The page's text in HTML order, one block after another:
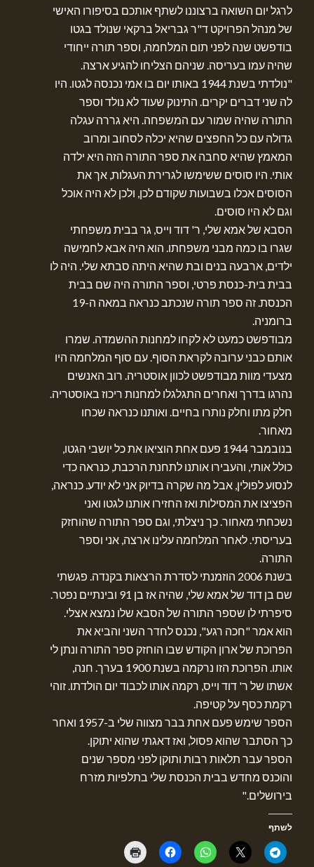
לרגל יום השואה ברצוננו לשתף אותכם בסיפורו האישי
של מנהל הפרויקט ד"ר גבריאל ברקאי שנולד בגטו
בודפשט שנה לפני תום המלחמה, וספר תורה ייחודי
שהיה עמו בעריסה. שניהם הצליחו להגיע ארצה.
"נולדתי בשנת 1944 באותו יום בו אמי נכנסה לגטו. היו
לה שני דברים יקרים. התינוק שעוד לא נולד וספר
התורה שהיה שמור עם המשפחה. היא גררה עגלה
גדולה עם כל החפצים שהיא יכלה לסחוב ומרוב
המאמץ שהיא סחבה את ספר התורה הזה היא ילדה
אותי. היו סוסים ששימשו לגרירת העגלות, אך את
הסוסים אכלו בשבועות שקודם לכן, ולכן לא היה אוכל
וגם לא היו סוסים.
הסבא של אמא שלי, ר' דוד וייס, גר בבית משפחתי
שגרו בו כמה מבני משפחתו. הוא היה אבא לחמישה
ילדים, ארבעה בנים ובת שהיא היתה סבתא שלי. היה לו
בבית בית-כנסת פרטי, וספר התורה היה שם בבית
הכנסת. זה ספר תורה שנכתב כנראה במאה ה-19
ברומניה.
מבודפשט כמעט לא לקחו למחנות ההשמדה. שמרו
אותם כבני ערובה לקראת הסוף. עם סוף המלחמה היו
מצעדי מוות מבודפשט לכוון אוסטריה. רוב האנשים
נהרגו בדרך ואחרים התגלגלו למחנות ריכוז באוסטריה.
חלק מתו וחלק נותרו בחיים. ואותנו כנראה שכחו
מאחור.
בנובמבר 1944 פעם אחת הוציאו את כל יושבי הגטו,
כולל אותי, והעבירו אותנו לתחנת הרכבת, כנראה כדי
לנסוע לפולין, אבל מה שקרה בדיוק אני לא יודע. כנראה,
הפציצו את המסילות ואז החזירו אותנו לגטו ואני
נשכחתי מאחור. כך ניצלתי, וגם ספר התורה שהוחזק
בעריסתי. לאחר המלחמה עלינו ארצה, אני וספר
התורה.
בשנת 2006 הוזמנתי לסדרת הרצאות בקנדה. פגשתי
שם בן דוד של אמא שלי, שהיה אז בן 91 ובינתיים נפטר.
סיפרתי לו שספר התורה של הסבא שלו נמצא אצלי.
הוא אמר "חכה רגע", נכנס לחדר השני והביא את
הפרוכת של ארון הקודש שבו הוחזק ספר התורה ונתן לי
אותו. הפרוכת הזו נרקמה בשנת 1900 בערך. חנה,
אשתו של ר' דוד וייס, רקמה אותו לכבוד יום הולדתו. זוהי
רקמת כסף על קטיפה.
הספר שימש פעם אחת בבר מצווה שלי ב-1957 ואחר
כך הסתבר שהוא פסול, ואז דאגתי שהוא יתוקן.
הספר עבר תלאות רבות ותוקן לפני מספר שנים
והוכנס מחדש בבית הכנסת שלי בתלפיות מזרח
בירושלים."
לשתף